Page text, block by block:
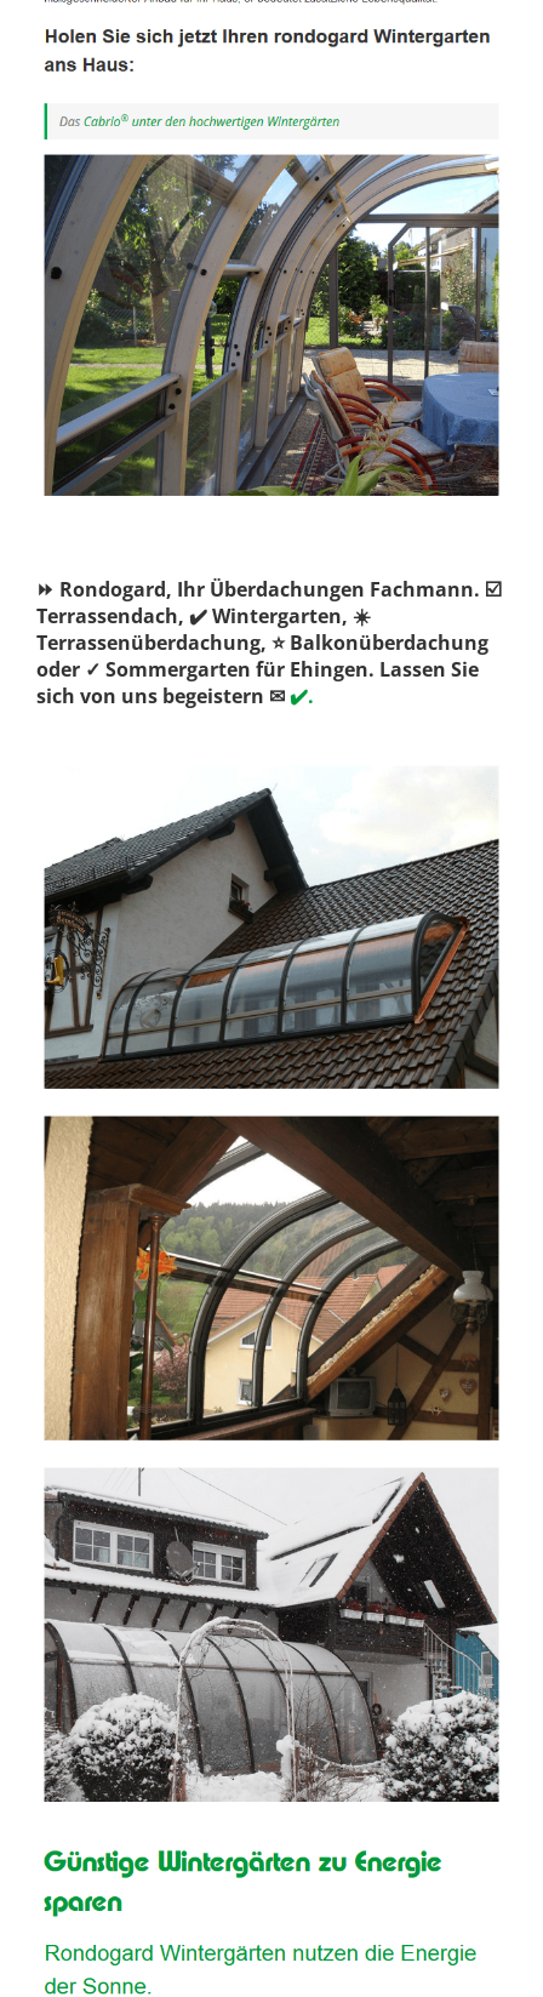
⏩ Rondogard, Ihr Überdachungen Fachmann. ☑️
Terrassendach, ✔️ Wintergarten, ☀️
Terrassenüberdachung, ⭐ Balkonüberdachung
oder ✓ Sommergarten für Ehingen. Lassen Sie
sich von uns begeistern ✉✔️.